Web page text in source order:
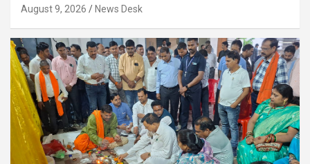
August 9, 2026 News Desk